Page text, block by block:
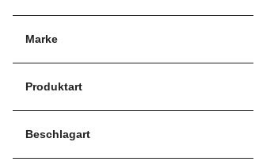
Marke
Produktart
Beschlagart